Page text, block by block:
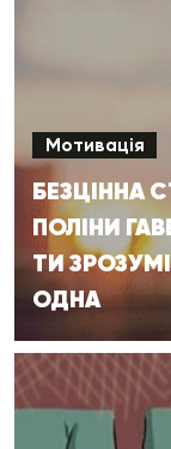
Мотивація
БЕЗЦІННА
ПОЛІНИ
ТИ
ОДНА